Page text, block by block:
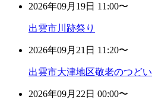
2026年09月19日 11:00〜
出雲市川跡祭り
2026年09月21日 11:20〜
出雲市大津地区敬老のつどい
2026年09月22日 00:00〜